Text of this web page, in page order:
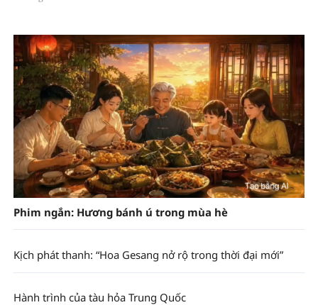
Phim ngắn: Hương bánh ú trong mùa hè
Kịch phát thanh: “Hoa Gesang nở rộ trong thời đại mới”
Hành trình của tàu hỏa Trung Quốc